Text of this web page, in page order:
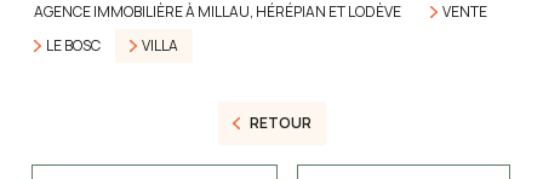
AGENCE IMMOBILIÈRE À MILLAU, HÉRÉPIAN ET LODÈVE
VENTE
LE BOSC
VILLA
RETOUR